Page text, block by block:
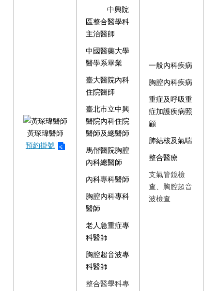
黃琛瑋醫師
預約掛號
中興院
區整合醫學科
主治醫師
中國醫藥大學
醫學系畢業
臺大醫院內科
住院醫師
臺北市立中興
醫院內科住院
醫師及總醫師
馬偕醫院胸腔
內科總醫師
內科專科醫師
胸腔內科專科
醫師
老人急重症專
科醫師
胸腔超音波專
科醫師
整合醫學科專
一般內科疾病
胸腔內科疾病
重症及呼吸重
症加護疾病照
顧
肺結核及氣喘
整合醫療
支氣管鏡檢
查、胸腔超音
波檢查